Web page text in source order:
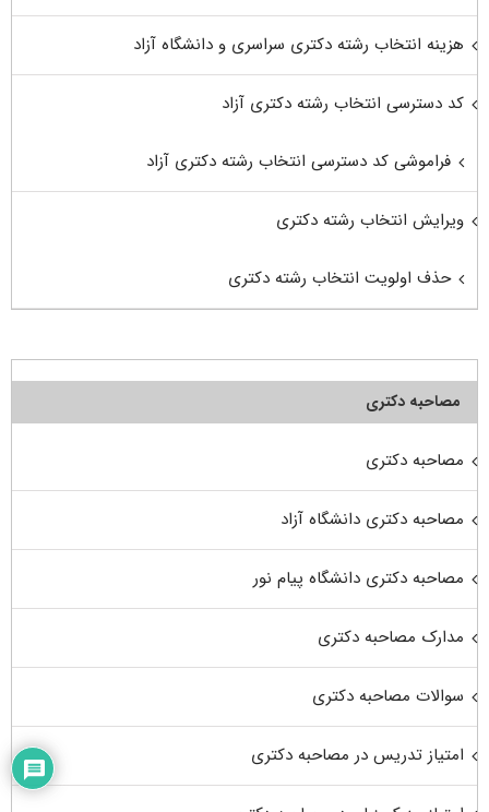
هزینه انتخاب رشته دکتری سراسری و دانشگاه آزاد
کد دسترسی انتخاب رشته دکتری آزاد
فراموشی کد دسترسی انتخاب رشته دکتری آزاد
ویرایش انتخاب رشته دکتری
حذف اولویت انتخاب رشته دکتری
مصاحبه دکتری
مصاحبه دکتری
مصاحبه دکتری دانشگاه آزاد
مصاحبه دکتری دانشگاه پیام نور
مدارک مصاحبه دکتری
سوالات مصاحبه دکتری
امتیاز تدریس در مصاحبه دکتری